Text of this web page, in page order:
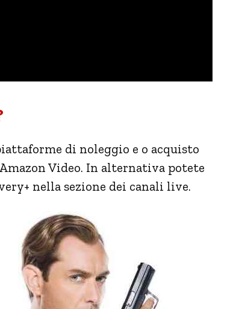
di noleggio e o acquisto
Video. In alternativa potete
nella sezione dei canali live.